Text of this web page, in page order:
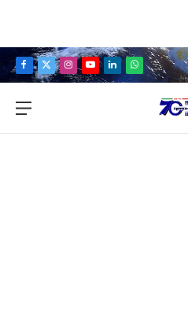
Facebook
X
Instagram
YouTubeLinkedInWhatsApp